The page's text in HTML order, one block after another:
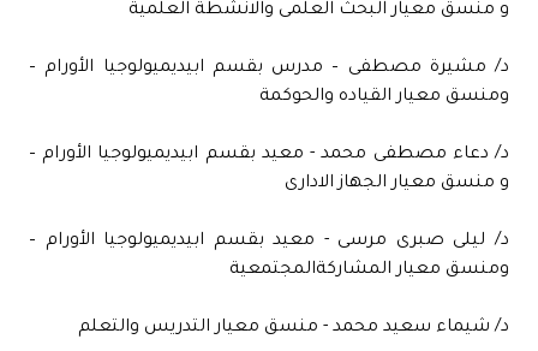
و منسق معيار البحث العلمى والانشطة العلمية
د/ مشيرة مصطفى – مدرس بقسم ابيديميولوجيا الأورام –
ومنسق معيار القياده والحوكمة
د/ دعاء مصطفى محمد - معيد بقسم ابيديميولوجيا الأورام –
و منسق معيار الجهاز الادارى
د/ ليلى صبرى مرسى - معيد بقسم ابيديميولوجيا الأورام –
ومنسق معيار المشاركةالمجتمعية
د/ شيماء سعيد محمد - منسق معيار التدريس والتعلم